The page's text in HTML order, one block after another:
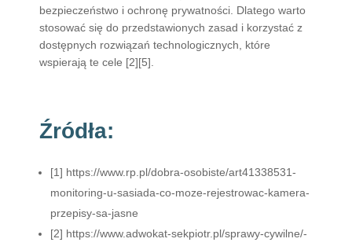
bezpieczeństwo i ochronę prywatności. Dlatego warto
stosować się do przedstawionych zasad i korzystać z
dostępnych rozwiązań technologicznych, które
wspierają te cele [2][5].
Źródła:
[1] https://www.rp.pl/dobra-osobiste/art41338531-
monitoring-u-sasiada-co-moze-rejestrowac-kamera-
przepisy-sa-jasne
[2] https://www.adwokat-sekpiotr.pl/sprawy-cywilne/-